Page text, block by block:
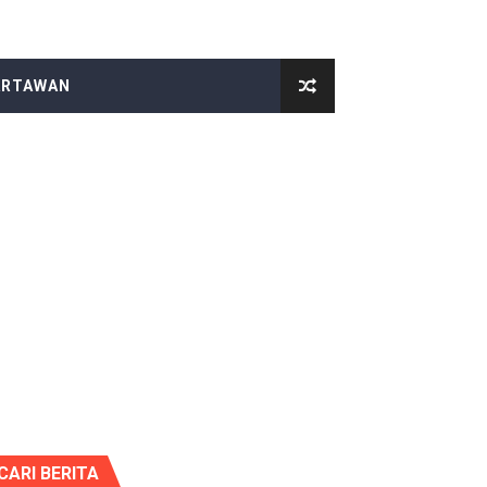
Ruang Hak Jawab
Forwara Minta Sekwan Berlaku Adil
BERITA